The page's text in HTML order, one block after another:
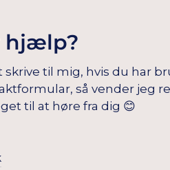
hjælp?
til mig, hvis du har
så vender jeg
til at høre fra dig 😊